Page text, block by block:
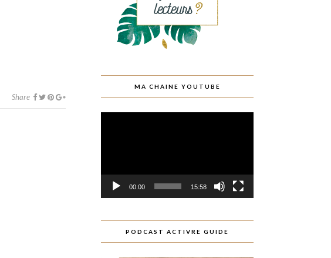
Share
MA CHAINE YOUTUBE
00:00 15:58
PODCAST ACTIVRE GUIDE